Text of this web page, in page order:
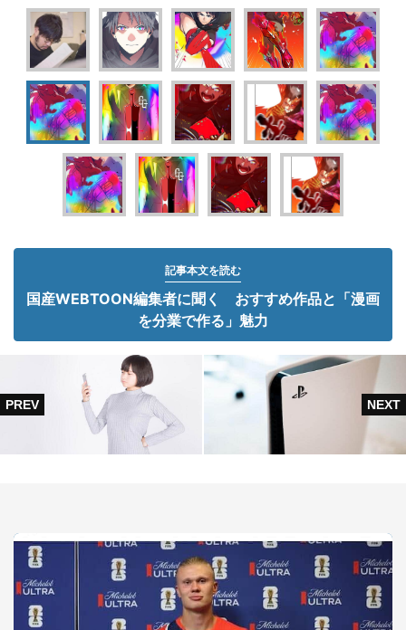
記事本文を読む
国産WEBTOON編集者に聞く おすすめ作品と「漫画
を分業で作る」魅力